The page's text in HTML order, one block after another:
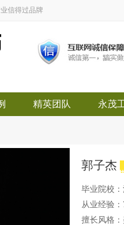
信得过品牌
精英团队 永茂
郭子杰
毕业院校：
从业经验：
擅长风格：
永茂